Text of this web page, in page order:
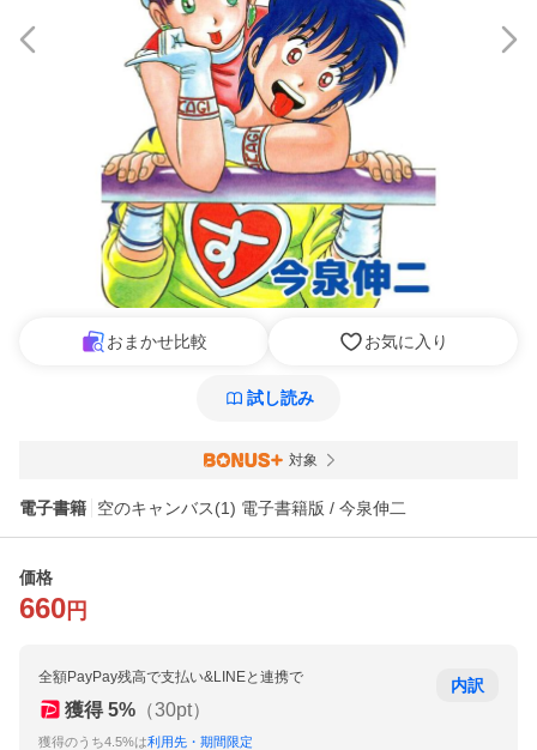
おまかせ比較 お気に入り
試し読み
対象
電子書籍 空のキャンバス(1) 電子書籍版 / 今泉伸二
価格
660 円
全額PayPay残高で支払い&LINEと連携で
獲得 5% （30pt）
獲得のうち4.5%は利用先・期間限定
内訳